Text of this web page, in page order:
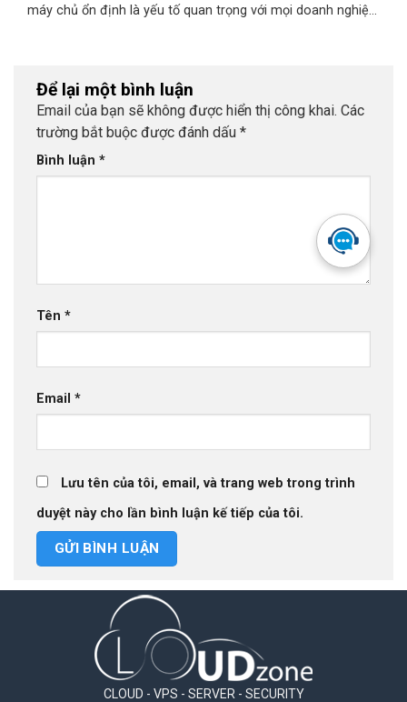
máy chủ ổn định là yếu tố quan trọng với mọi doanh nghiệp.
Để lại một bình luận
Email của bạn sẽ không được hiển thị công khai. Các
trường bắt buộc được đánh dấu *
Bình luận *
Tên *
Email *
Lưu tên của tôi, email, và trang web trong trình
duyệt này cho lần bình luận kế tiếp của tôi.
CLOUD - VPS - SERVER - SECURITY